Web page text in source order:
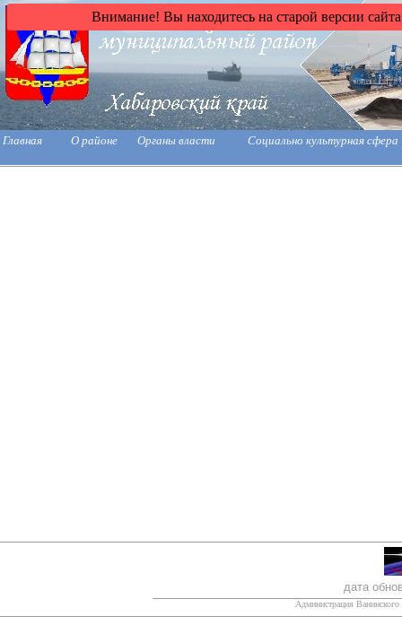
Внимание! Вы находитесь на старой версии
Главная О районе Органы власти Социально культурная сфера
дата
Администрация